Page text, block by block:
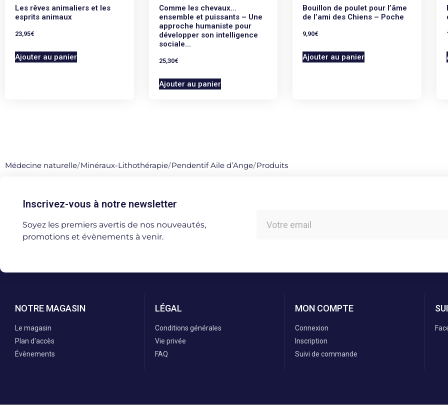
Les rêves animaliers et les
esprits animaux
23,95€
Ajouter au panier
Comme les chevaux…
ensemble et puissants – Une
approche humaniste pour
développer son intelligence
sociale…
25,30€
Ajouter au panier
Bouillon de poulet pour l’âme
de l’ami des Chiens – Poche
9,90€
Ajouter au panier
Médecine naturelle/Minéraux-Lithothérapie/Pendentif Aile d’Ange/Produits
Inscrivez-vous à notre newsletter
Soyez les premiers avertis de nos nouveautés,
promotions et évènements à venir.
NOTRE MAGASIN
Le magasin
Plan d'accès
Évènements
LÉGAL
Conditions générales
Vie privée
FAQ
MON COMPTE
Connexion
Inscription
Suivi de commande